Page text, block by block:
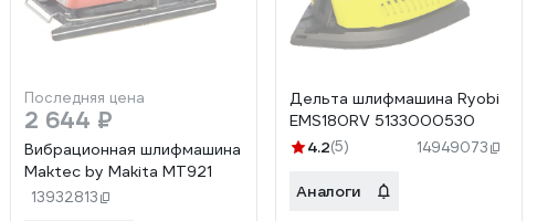
Последняя цена
2 644 ₽
Вибрационная шлифмашина
Maktec by Makita MT921
13932813
Дельта шлифмашина Ryobi
EMS180RV 5133000530
4.2(5) 14949073
Аналоги